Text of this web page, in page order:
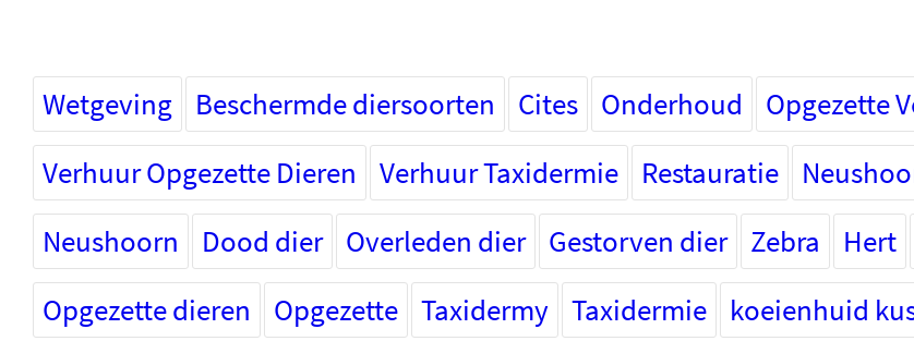
Wetgeving Beschermde diersoorten Cites Onderhoud Opgezette
Verhuur Opgezette Dieren
Verhuur Taxidermie Restauratie
Neushoorn
Dood dier Overleden dier Gestorven dier Zebra Hert
Opgezette dieren
Opgezette Taxidermy Taxidermie koeienhuid